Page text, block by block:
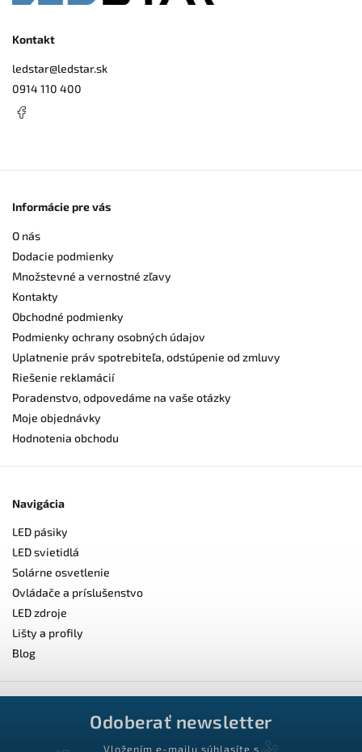
Kontakt
ledstar@ledstar.sk
0914 110 400
Informácie pre vás
O nás
Dodacie podmienky
Množstevné a vernostné zľavy
Kontakty
Obchodné podmienky
Podmienky ochrany osobných údajov
Uplatnenie práv spotrebiteľa, odstúpenie od zmluvy
Riešenie reklamácií
Poradenstvo, odpovedáme na vaše otázky
Moje objednávky
Hodnotenia obchodu
Navigácia
LED pásiky
LED svietidlá
Solárne osvetlenie
Ovládače a príslušenstvo
LED zdroje
Lišty a profily
Blog
Odoberať newsletter
Vložením e-mailu súhlasíte s